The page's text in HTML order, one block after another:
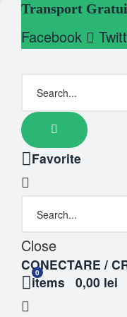
Transport
Facebook
Favorite
Close
CONECTARE /
0
items 0,00 lei